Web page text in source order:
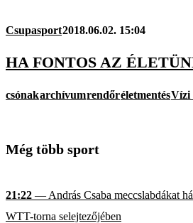
Csupasport2018.06.02. 15:04
HA FONTOS AZ
csónakarchívumrendőréletmentésVízi
Még több sport
21:22 — András Csaba meccslabdákat
WTT-torna selejtezőjében